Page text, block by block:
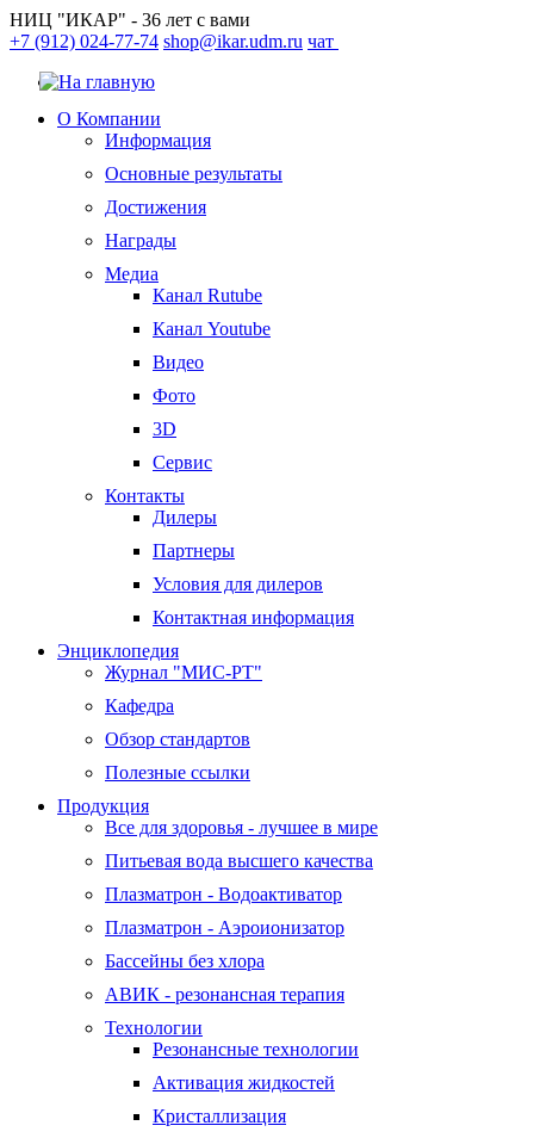
НИЦ "ИКАР" - 36 лет с вами
+7 (912) 024-77-74 shop@ikar.udm.ru чат
О Компании
Информация
Основные результаты
Достижения
Награды
Медиа
Канал Rutube
Канал Youtube
Видео
Фото
3D
Сервис
Контакты
Дилеры
Партнеры
Условия для дилеров
Контактная информация
Энциклопедия
Журнал "МИС-РТ"
Кафедра
Обзор стандартов
Полезные ссылки
Продукция
Все для здоровья - лучшее в мире
Питьевая вода высшего качества
Плазматрон - Водоактиватор
Плазматрон - Аэроионизатор
Бассейны без хлора
АВИК - резонансная терапия
Технологии
Резонансные технологии
Активация жидкостей
Кристаллизация